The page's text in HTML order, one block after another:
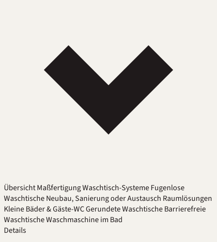
ÜbersichtMaßfertigungWaschtisch-SystemeFugenlose
WaschtischeNeubau, Sanierung oder Austausch Raumlösungen
Kleine Bäder & Gäste-WCGerundete WaschtischeBarrierefreie
WaschtischeWaschmaschine im Bad
Details